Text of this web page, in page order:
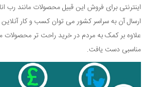
اینترنتی برای فروش این قبیل محصولات مانند رب
ارسال آن به سراسر کشور می توان کسب و کار
علاوه بر کمک به مردم در خرید راحت تر محصولات
مناسبی دست یافت.